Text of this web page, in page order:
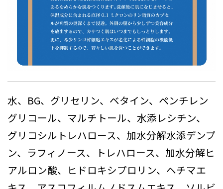
水、BG、グリセリン、ベタイン、ペンチレン
グリコール、マルチトール、水添レシチン、
グリコシルトレハロース、加水分解水添デンプ
ン、ラフィノース、トレハロース、加水分解ヒ
アルロン酸、ヒドロキシプロリン、ヘチマエ